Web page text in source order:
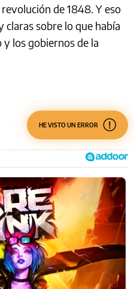
de 1848. Y eso
claras sobre lo que había
los gobiernos de la
HE VISTO UN ERROR